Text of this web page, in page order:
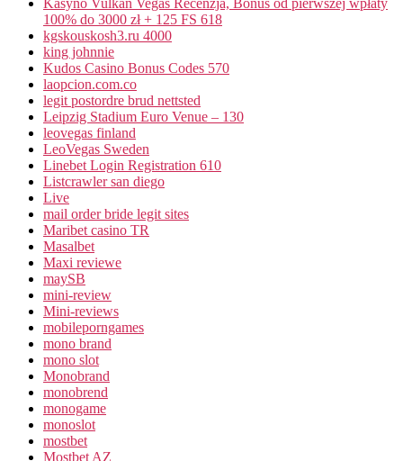
Kasyno Vulkan Vegas Recenzja, Bonus od pierwszej wpłaty
100% do 3000 zł + 125 FS 618
kgskouskosh3.ru 4000
king johnnie
Kudos Casino Bonus Codes 570
laopcion.com.co
legit postordre brud nettsted
Leipzig Stadium Euro Venue – 130
leovegas finland
LeoVegas Sweden
Linebet Login Registration 610
Listcrawler san diego
Live
mail order bride legit sites
Maribet casino TR
Masalbet
Maxi reviewe
maySB
mini-review
Mini-reviews
mobileporngames
mono brand
mono slot
Monobrand
monobrend
monogame
monoslot
mostbet
Mostbet AZ